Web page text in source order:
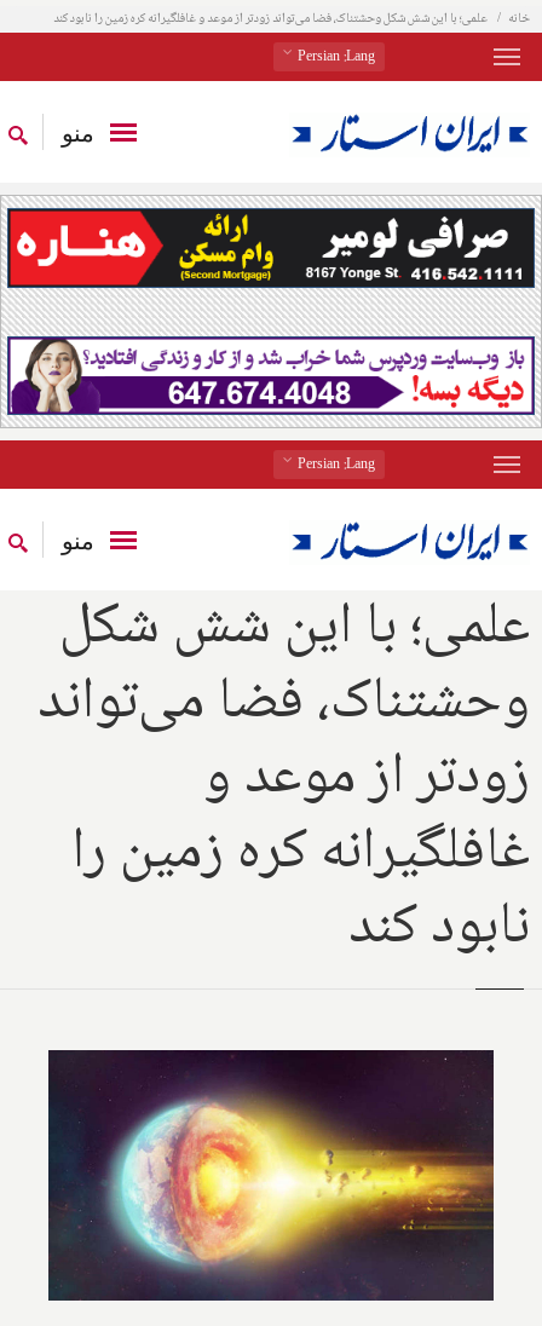
خانه علمی؛ با این شش شکل وحشتناک، فضا می‌تواند زودتر از موعد و غافلگیرانه کره زمین را نابود کند
Lang
: Persian
منو
Lang
: Persian
منو
علمی؛ با این شش شکل
وحشتناک، فضا می‌تواند
زودتر از موعد و
غافلگیرانه کره زمین را
نابود کند